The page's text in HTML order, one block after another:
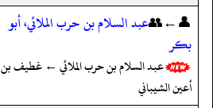
👤←👥عبد السلام بن حرب الملائي، أبو
بكر
عبد السلام بن حرب الملائي ← غطيف بن
أعين الشيباني